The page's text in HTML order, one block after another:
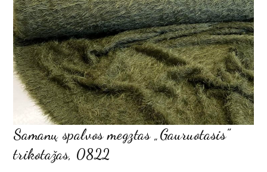
Samanų spalvos megztas „Gauruotasis”
trikotažas, 0822